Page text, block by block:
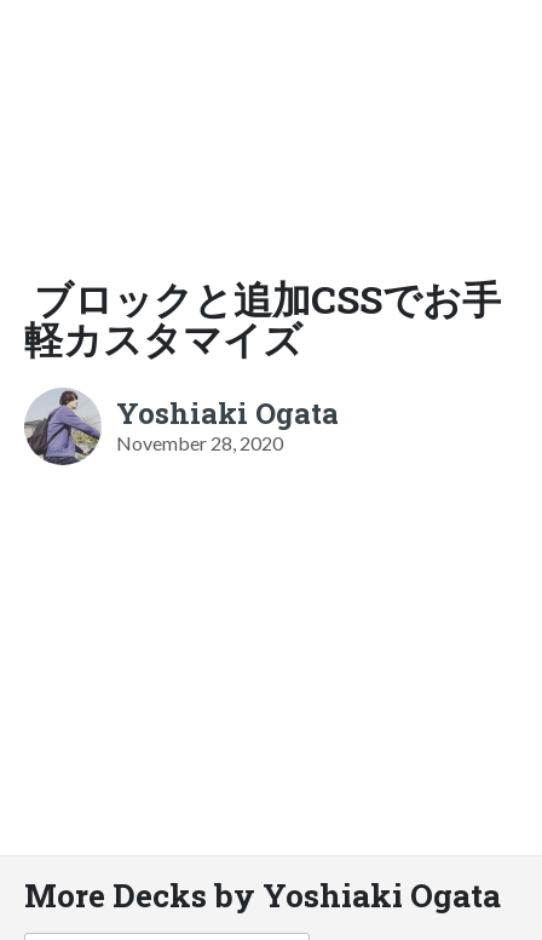
ブロックと追加CSSでお手
軽カスタマイズ
Yoshiaki Ogata
November 28, 2020
More Decks by Yoshiaki Ogata